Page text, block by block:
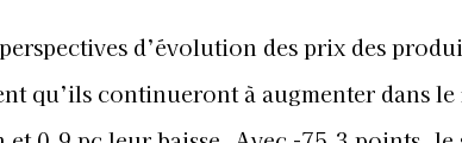
perspectives d’évolution des prix des
qu’ils continueront à augmenter dans